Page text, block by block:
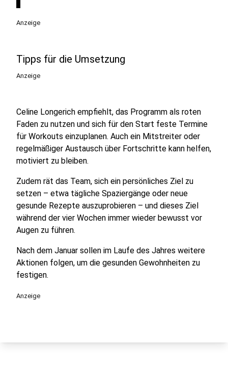
Anzeige
Tipps für die Umsetzung
Anzeige
Celine Longerich empfiehlt, das Programm als roten
Faden zu nutzen und sich für den Start feste Termine
für Workouts einzuplanen. Auch ein Mitstreiter oder
regelmäßiger Austausch über Fortschritte kann helfen,
motiviert zu bleiben.
Zudem rät das Team, sich ein persönliches Ziel zu
setzen – etwa tägliche Spaziergänge oder neue
gesunde Rezepte auszuprobieren – und dieses Ziel
während der vier Wochen immer wieder bewusst vor
Augen zu führen.
Nach dem Januar sollen im Laufe des Jahres weitere
Aktionen folgen, um die gesunden Gewohnheiten zu
festigen.
Anzeige